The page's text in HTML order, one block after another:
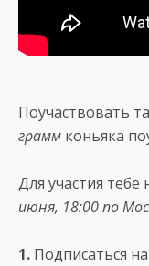
Поучаствовать
грамм коньяка
Для участия
июня, 18:00 по
1. Подписаться на